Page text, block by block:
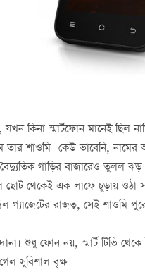
কিনা স্মার্টফোন মানেই ছিল
শাওমি। কেউ ভাবেনি, নামের
গাড়ির বাজারেও তুলল
ছোট থেকেই এক লাফে চূড়ায় ওঠা
গ্যাজেটের রাজত্ব, সেই শাওমি
শুধু ফোন নয়, স্মার্ট টিভি
সুবিশাল বৃক্ষ।